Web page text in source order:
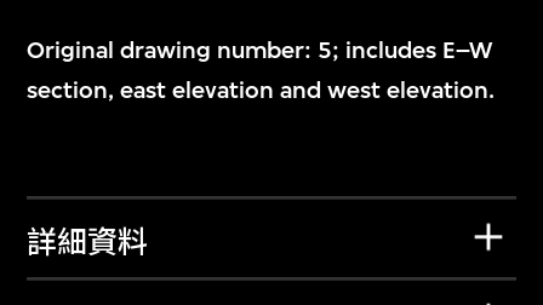
Original drawing number: 5; includes E–W
section, east elevation and west elevation.
詳細資料